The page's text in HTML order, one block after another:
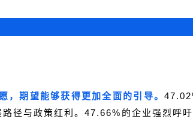
，期望能够获得更加全面的引导。
径与政策红利。47.66%的企业强烈呼